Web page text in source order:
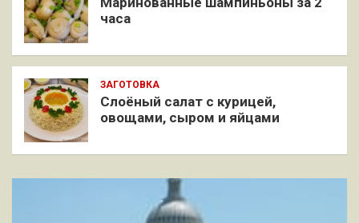
часа
ЗАГОТОВКА
Слоёный салат с курицей,
овощами, сыром и яйцами